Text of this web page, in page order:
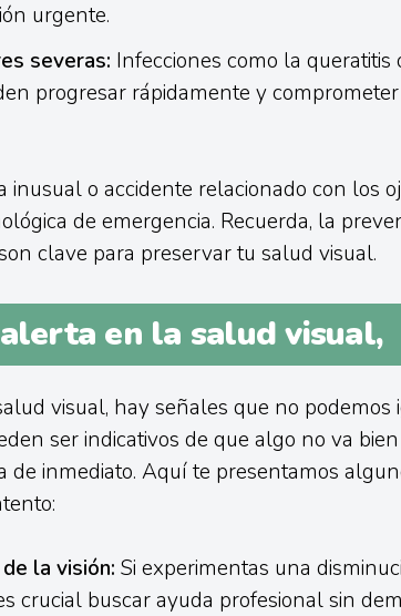
urgente.
severas: Infecciones como la queratitis
progresar rápidamente y
o accidente relacionado con los
de emergencia. Recuerda, la
clave para preservar tu salud visual.
en la salud visual,
visual, hay señales que no podemos
ser indicativos de que algo no va
de inmediato. Aquí te presentamos
la visión: Si experimentas una
crucial buscar ayuda profesional sin